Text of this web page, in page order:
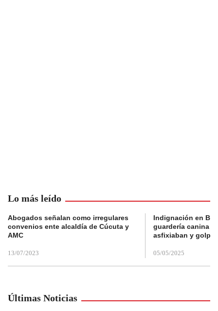
Lo más leído
Abogados señalan como irregulares
convenios ente alcaldía de Cúcuta y
AMC
13/07/2023
Indignación en
guardería canina
asfixiaban y
05/05/2025
Últimas Noticias